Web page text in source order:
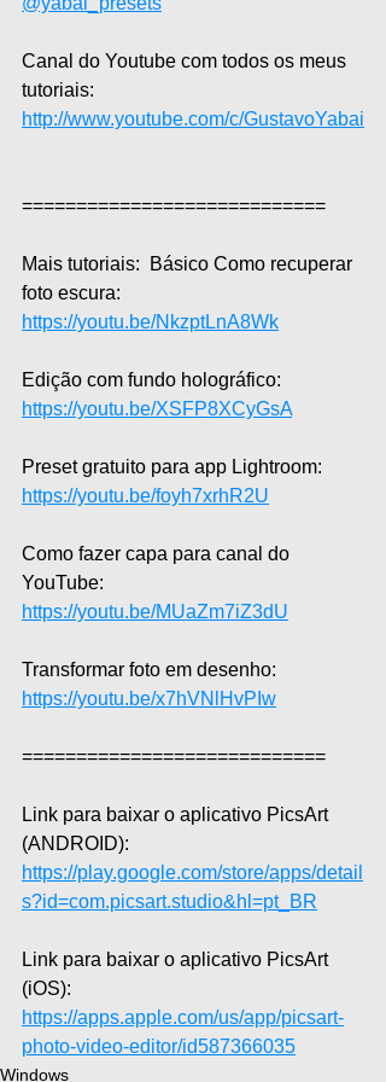
Canal do Youtube com todos os meus
tutoriais:
http://www.youtube.com/c/GustavoYabai
============================
Mais tutoriais:  Básico Como recuperar
foto escura:
https://youtu.be/NkzptLnA8Wk
Edição com fundo holográfico:
https://youtu.be/XSFP8XCyGsA
Preset gratuito para app Lightroom:
https://youtu.be/foyh7xrhR2U
Como fazer capa para canal do
YouTube:
https://youtu.be/MUaZm7iZ3dU
Transformar foto em desenho:
https://youtu.be/x7hVNlHvPIw
============================
Link para baixar o aplicativo PicsArt
(ANDROID):
https://play.google.com/store/apps/detail
s?id=com.picsart.studio&hl=pt_BR
Link para baixar o aplicativo PicsArt
(iOS):
https://apps.apple.com/us/app/picsart-
photo-video-editor/id587366035
Windows